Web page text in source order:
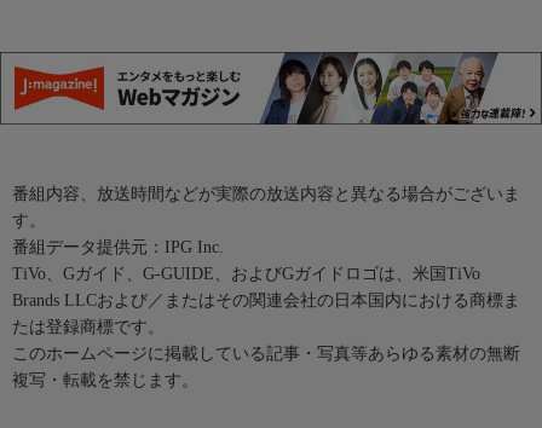
番組内容、放送時間などが実際の放送内容と異なる場合がございま
す。
番組データ提供元：IPG Inc.
TiVo、Gガイド、G-GUIDE、およびGガイドロゴは、米国TiVo
Brands LLCおよび／またはその関連会社の日本国内における商標ま
たは登録商標です。
このホームページに掲載している記事・写真等あらゆる素材の無断
複写・転載を禁じます。